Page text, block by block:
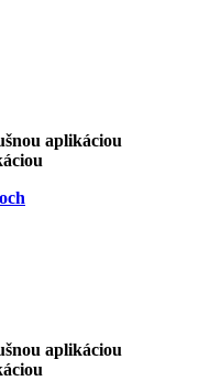
aplikáciou
aplikáciou